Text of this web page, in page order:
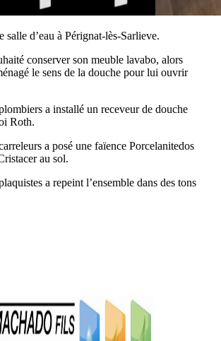
salle d’eau à Pérignat-lès-Sarlieve.
conserver son meuble lavabo, alors
le sens de la douche pour lui ouvrir
a installé un receveur de douche
Roth.
a posé une faïence Porcelanitedos
au sol.
a repeint l’ensemble dans des tons